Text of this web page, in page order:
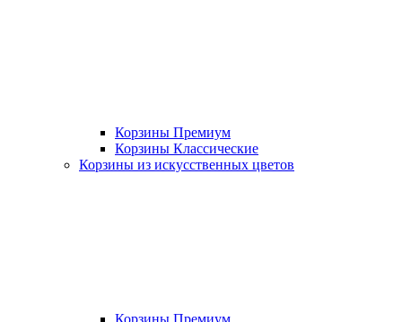
Корзины Премиум
Корзины Классические
Корзины из искусственных цветов
Корзины Премиум